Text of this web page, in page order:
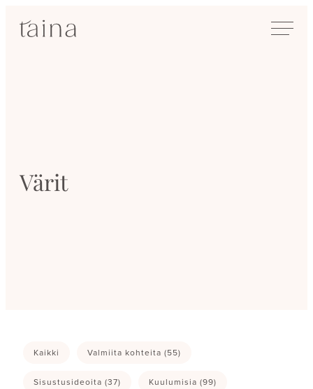
suoraan
SisustusTaina
Värit
Kaikki Valmiita kohteita (55)
Sisustusideoita (37) Kuulumisia (99)